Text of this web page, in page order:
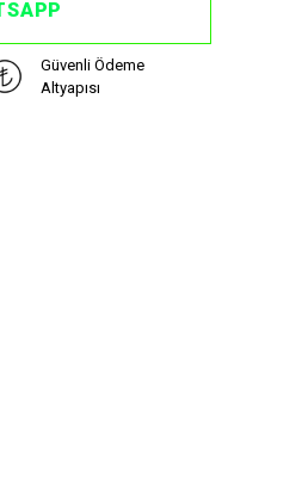
Güvenli Ödeme
Altyapısı